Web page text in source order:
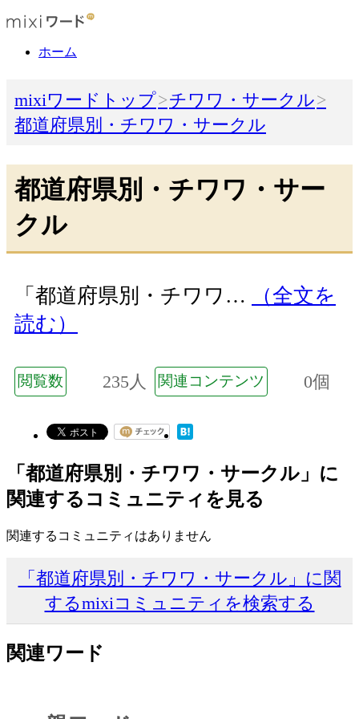
ホーム
mixiワードトップ
チワワ・サークル
都道府県別・チワワ・サークル
都道府県別・チワワ・サー
クル
「都道府県別・チワワ…
（全文を
読む）
閲覧数 235人 関連コンテンツ 0個
「都道府県別・チワワ・サークル」に
関連するコミュニティを見る
関連するコミュニティはありません
「都道府県別・チワワ・サークル」に関
するmixiコミュニティを検索する
関連ワード